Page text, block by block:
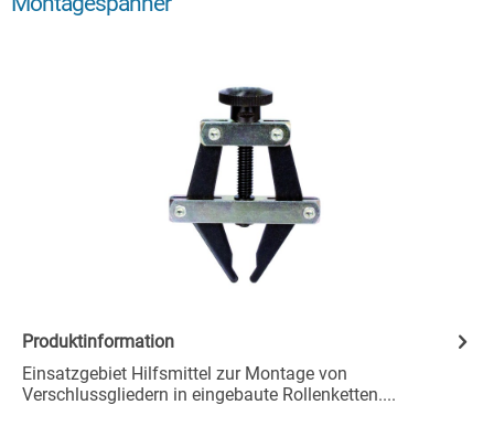
Produktinformation
Einsatzgebiet Hilfsmittel zur Montage von
Verschlussgliedern in eingebaute Rollenketten....